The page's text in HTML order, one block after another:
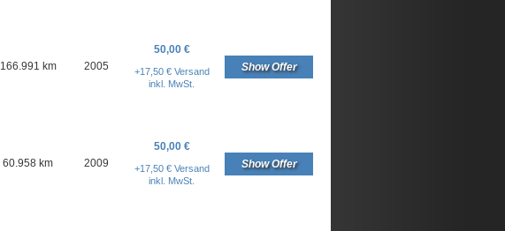
166.991 km 2005
50,00 €
+17,50 € Versand
inkl. MwSt.
Show Offer
60.958 km 2009
50,00 €
+17,50 € Versand
inkl. MwSt.
Show Offer